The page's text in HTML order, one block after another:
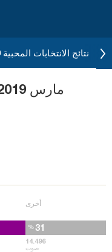
نتائج الانتخابات المحبية 2019
أخرى
%31
14.496
صوت